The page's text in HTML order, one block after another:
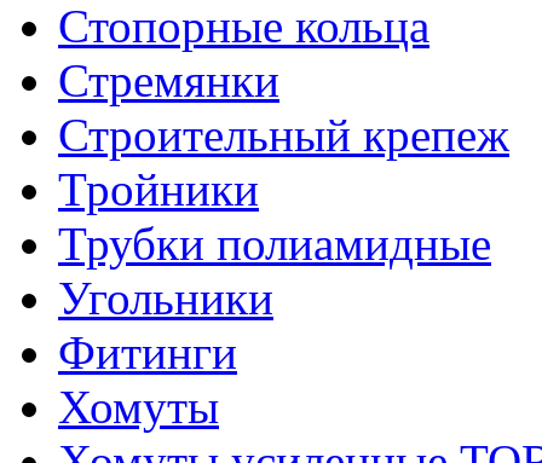
Стопорные кольца
Стремянки
Строительный крепеж
Тройники
Трубки полиамидные
Угольники
Фитинги
Хомуты